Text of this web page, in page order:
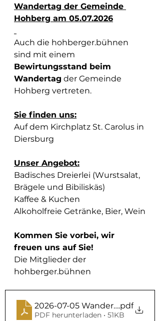
Wandertag der Gemeinde
Hohberg am 05.07.2026
Auch die hohberger.bühnen
sind mit einem
Bewirtungsstand beim
Wandertag der Gemeinde
Hohberg vertreten.
Sie finden uns:
Auf dem Kirchplatz St. Carolus in
Diersburg
Unser Angebot:
Badisches Dreierlei (Wurstsalat,
Brägele und Bibiliskäs)
Kaffee & Kuchen
Alkoholfreie Getränke, Bier, Wein
Kommen Sie vorbei, wir
freuen uns auf Sie!
Die Mitglieder der
hohberger.bühnen
2026-07-05 Wandertag.pdf
PDF herunterladen • 51KB